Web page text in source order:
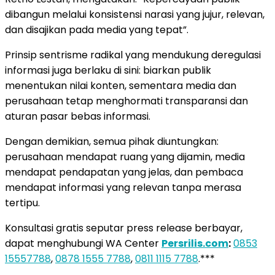
dibangun melalui konsistensi narasi yang jujur, relevan,
dan disajikan pada media yang tepat”.
Prinsip sentrisme radikal yang mendukung deregulasi
informasi juga berlaku di sini: biarkan publik
menentukan nilai konten, sementara media dan
perusahaan tetap menghormati transparansi dan
aturan pasar bebas informasi.
Dengan demikian, semua pihak diuntungkan:
perusahaan mendapat ruang yang dijamin, media
mendapat pendapatan yang jelas, dan pembaca
mendapat informasi yang relevan tanpa merasa
tertipu.
Konsultasi gratis seputar press release berbayar,
dapat menghubungi WA Center Persrilis.com:0853
15557788,0878 1555 7788,0811 1115 7788.***